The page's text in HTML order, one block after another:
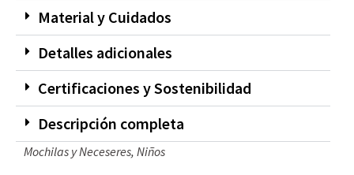
Material y Cuidados
Detalles adicionales
Certificaciones y Sostenibilidad
Descripción completa
Mochilas y Neceseres, Niños